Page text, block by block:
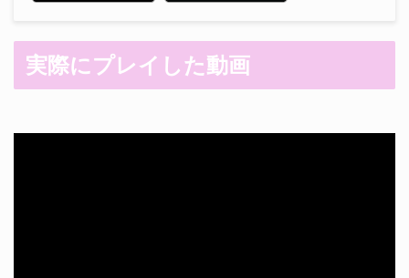
実際にプレイした動画